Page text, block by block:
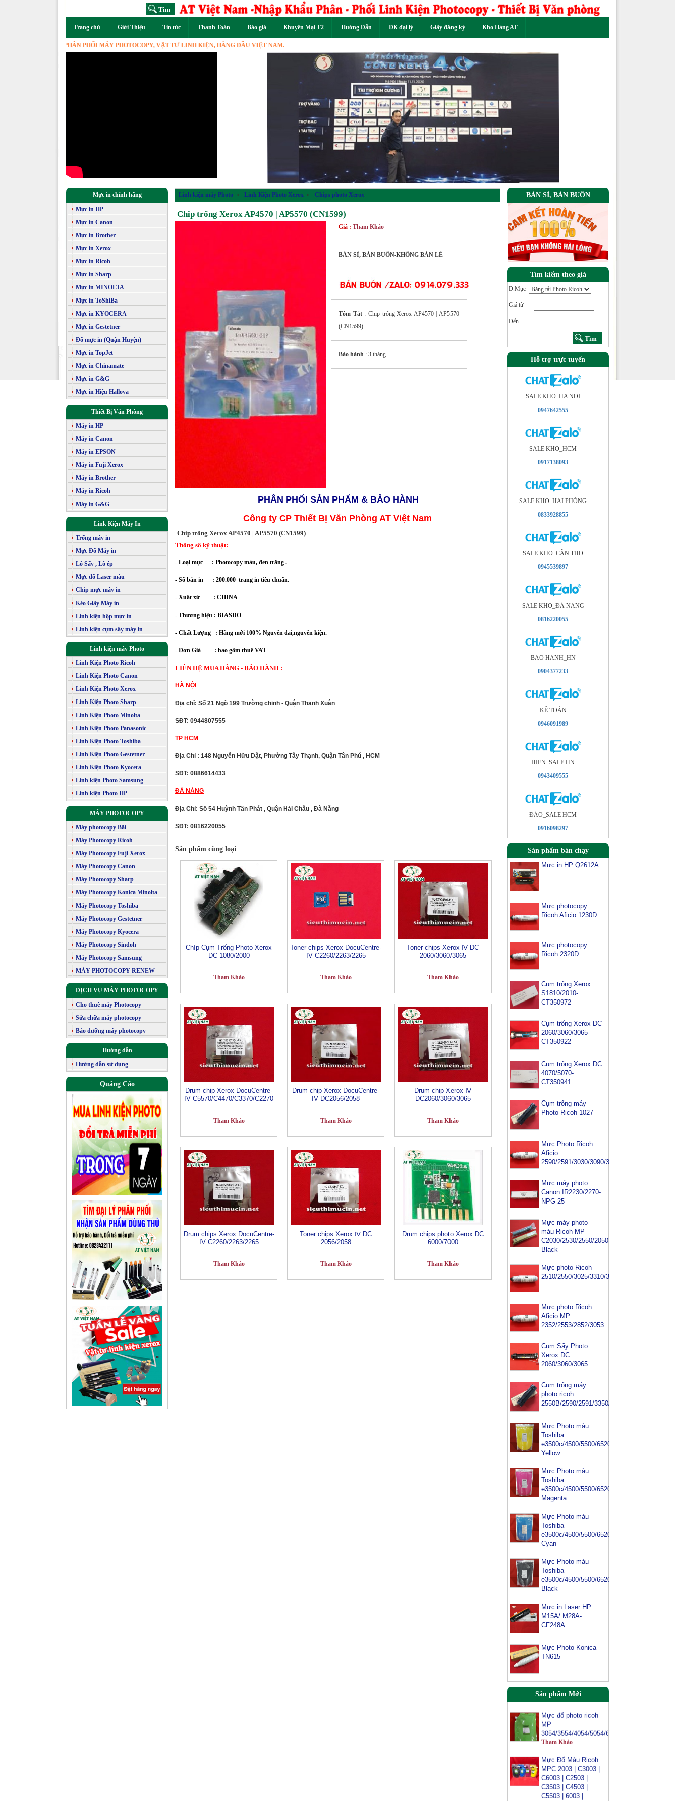
Trang chủ Giới Thiệu Tin tức Thanh Toán Báo giá Khuyến Mại T2 Hướng Dẫn ĐK đại lý Giấy đăng ký Kho Hàng AT
VIỆT NAM - PHÂN PHỐI MÁY PHOTOCOPY, VẬT TƯ LINH KIỆN, HÀNG ĐẦU VIỆT NAM.
Mực in chính hãng
Mực in HP
Mực in Canon
Mực in Brother
Mực in Xerox
Mực in Ricoh
Mực in Sharp
Mực in MINOLTA
Mực in ToShiBa
Mực in KYOCERA
Mực in Gestetner
Đổ mực in (Quận Huyện)
Mực in TopJet
Mực in Chinamate
Mực in G&G
Mực in Hiệu Halloya
Thiết Bị Văn Phòng
Máy in HP
Máy in Canon
Máy in EPSON
Máy in Fuji Xerox
Máy in Brother
Máy in Ricoh
Máy in G&G
Link Kiện Máy In
Trống máy in
Mực Đổ Máy in
Lô Sấy , Lô ép
Mực đổ Laser màu
Chip mực máy in
Kéo Giấy Máy in
Linh kiện hộp mực in
Linh kiện cụm sấy máy in
Linh kiện máy Photo
Linh Kiện Photo Ricoh
Linh Kiện Photo Canon
Linh Kiện Photo Xerox
Linh Kiện Photo Sharp
Linh Kiện Photo Minolta
Linh Kiện Photo Panasonic
Linh Kiện Photo Toshiba
Linh Kiện Photo Gestetner
Linh Kiện Photo Kyocera
Linh kiện Photo Samsung
Linh kiện Photo HP
MÁY PHOTOCOPY
Máy photocopy Bãi
Máy Photocopy Ricoh
Máy Photocopy Fuji Xerox
Máy Photocopy Canon
Máy Photocopy Sharp
Máy Photocopy Konica Minolta
Máy Photocopy Toshiba
Máy Photocopy Gestetner
Máy Photocopy Kyocera
Máy Photocopy Sindoh
Máy Photocopy Samsung
MÁY PHOTOCOPY RENEW
DỊCH VỤ MÁY PHOTOCOPY
Cho thuê máy Photocopy
Sửa chữa máy photocopy
Bảo dưỡng máy photocopy
Hướng dẫn
Hướng dẫn sử dụng
Quảng Cáo
Linh kiện máy Photo » Linh Kiện Photo Xerox » Chips photo Xerox
Chip trống Xerox AP4570 | AP5570 (CN1599)
Giá : Tham Khảo
BÁN SỈ, BÁN BUÔN-KHÔNG BÁN LẺ
Tóm Tắt: Chip trống Xerox AP4570 | AP5570
(CN1599)
Bảo hành : 3 tháng
PHÂN PHỐI SẢN PHẨM & BẢO HÀNH
Công ty CP Thiết Bị Văn Phòng AT Việt Nam
Chip trống Xerox AP4570 | AP5570 (CN1599)
Thông số kỹ thuật:
- Loại mực : Photocopy màu, đen trắng .
- Số bản in : 200.000 trang in tiêu chuẩn.
- Xuất xứ : CHINA
- Thương hiệu : BIASDO
- Chất Lượng : Hàng mới 100% Nguyên đai,nguyên kiện.
- Đơn Giá : bao gồm thuế VAT
LIÊN HỆ MUA HÀNG - BẢO HÀNH :
HÀ NỘI
Địa chỉ: Số 21 Ngõ 199 Trường chinh - Quận Thanh Xuân
SĐT: 0944807555
TP HCM
Địa Chỉ : 148 Nguyễn Hữu Dật, Phường Tây Thạnh, Quận Tân Phú , HCM
SĐT: 0886614433
ĐÀ NẴNG
Địa Chỉ: Số 54 Huỳnh Tấn Phát , Quận Hải Châu , Đà Nẵng
SĐT: 0816220055
Sản phẩm cùng loại
Chíp Cụm Trống Photo Xerox
DC 1080/2000
Tham Khảo
Toner chips Xerox DocuCentre-
IV C2260/2263/2265
Tham Khảo
Toner chips Xerox Ⅳ DC
2060/3060/3065
Tham Khảo
Drum chip Xerox DocuCentre-
IV C5570/C4470/C3370/C2270
Tham Khảo
Drum chip Xerox DocuCentre-
IV DC2056/2058
Tham Khảo
Drum chip Xerox Ⅳ
DC2060/3060/3065
Tham Khảo
Drum chips Xerox DocuCentre-
IV C2260/2263/2265
Tham Khảo
Toner chips Xerox Ⅳ DC
2056/2058
Tham Khảo
Drum chips photo Xerox DC
6000/7000
Tham Khảo
BÁN SỈ, BÁN BUÔN
Tìm kiếm theo giá
D.Mục
Giá từ
Đến
Hỗ trợ trực tuyến
SALE KHO_HA NOI
0947642555
SALE KHO_HCM
0917138093
SALE KHO_HAI PHÒNG
0833928855
SALE KHO_CÂN THO
0945539897
SALE KHO_ÐÀ NANG
0816220055
BAO HANH_HN
0904377233
KÊ TOÁN
0946091989
HIEN_SALE HN
0943409555
ÐÀO_SALE HCM
0916098297
Sản phẩm bán chạy
Mực in HP Q2612A
Mực photocopy
Ricoh Aficio 1230D
Mực photocopy
Ricoh 2320D
Cụm trống Xerox
S1810/2010-
CT350972
Cụm trống Xerox DC
2060/3060/3065-
CT350922
Cụm trống Xerox DC
4070/5070-
CT350941
Cụm trống máy
Photo Ricoh 1027
Mực Photo Ricoh
Aficio
2590/2591/3030/3090/3391
Mực máy photo
Canon IR2230/2270-
NPG 25
Mực máy photo
màu Ricoh MP
C2030/2530/2550/2050-
Black
Mực photo Ricoh
2510/2550/3025/3310/3350/3352/3353
Mực photo Ricoh
Aficio MP
2352/2553/2852/3053
Cụm Sấy Photo
Xerox DC
2060/3060/3065
Cụm trống máy
photo ricoh
2550B/2590/2591/3350/3352
Mực Photo màu
Toshiba
e3500c/4500/5500/6520/6540-
Yellow
Mực Photo màu
Toshiba
e3500c/4500/5500/6520/6540-
Magenta
Mực Photo màu
Toshiba
e3500c/4500/5500/6520/6540-
Cyan
Mực Photo màu
Toshiba
e3500c/4500/5500/6520/6540-
Black
Mực in Laser HP
M15A/ M28A-
CF248A
Mực Photo Konica
TN615
Sản phẩm Mới
Mực máy photo
ricoh MP 2554/
3054/ 3554/
Mực Photocopy
Mực đổ photo ricoh
3054/3554/4054/5054/6054
Tham Khảo
Mực Đổ Màu Ricoh
C6003 | C2503 |
C3503 | C4503 |
C5503 | 6003 |
C4504 | C6004 |
C2011 | C2004 |